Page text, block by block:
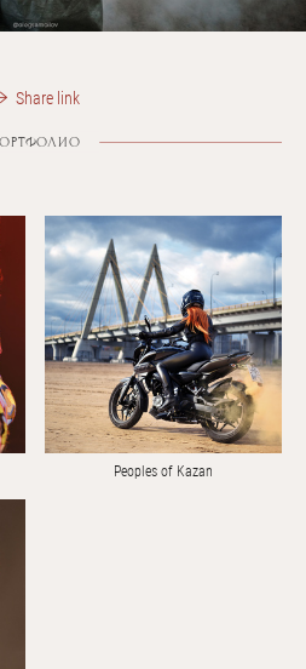
Share link
Peoples of Kazan